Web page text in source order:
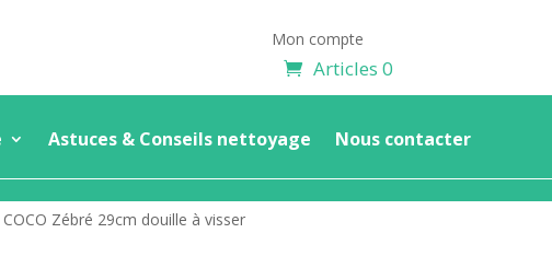
Mon compte
Articles 0
Astuces & Conseils nettoyage Nous contacter
COCO Zébré 29cm douille à visser